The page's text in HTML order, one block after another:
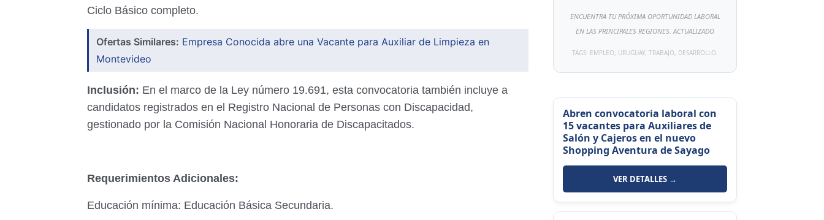
Ciclo Básico completo.
Ofertas Similares: Empresa Conocida abre una Vacante para Auxiliar de Limpieza en
Montevideo
Inclusión: En el marco de la Ley número 19.691, esta convocatoria también incluye a
candidatos registrados en el Registro Nacional de Personas con Discapacidad,
gestionado por la Comisión Nacional Honoraria de Discapacitados.
Requerimientos Adicionales:
Educación mínima: Educación Básica Secundaria.
ENCUENTRA TU PRÓXIMA OPORTUNIDAD LABORAL
EN LAS PRINCIPALES REGIONES. ACTUALIZADO
TAGS: EMPLEO, URUGUAY, TRABAJO, DESARROLLO.
Abren convocatoria laboral con
15 vacantes para Auxiliares de
Salón y Cajeros en el nuevo
Shopping Aventura de Sayago
VER DETALLES →